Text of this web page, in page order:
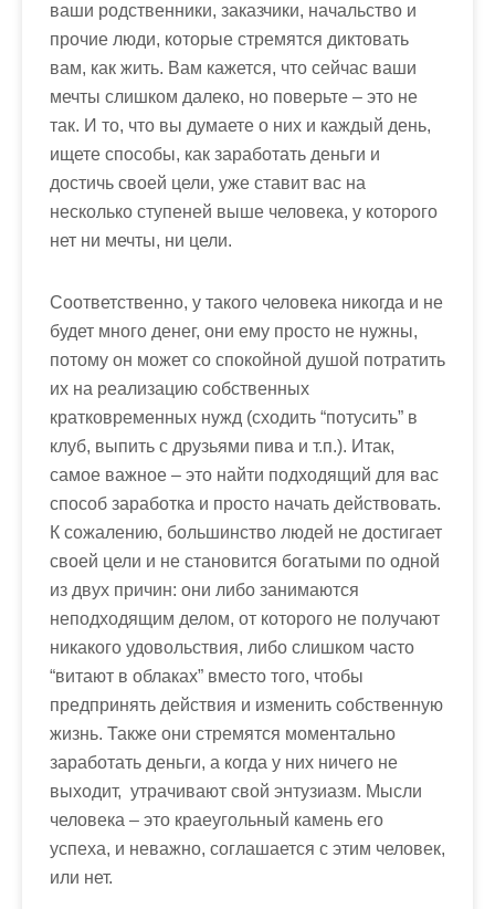
ваши родственники, заказчики, начальство и
прочие люди, которые стремятся диктовать
вам, как жить. Вам кажется, что сейчас ваши
мечты слишком далеко, но поверьте – это не
так. И то, что вы думаете о них и каждый день,
ищете способы, как заработать деньги и
достичь своей цели, уже ставит вас на
несколько ступеней выше человека, у которого
нет ни мечты, ни цели.
Соответственно, у такого человека никогда и не
будет много денег, они ему просто не нужны,
потому он может со спокойной душой потратить
их на реализацию собственных
кратковременных нужд (сходить “потусить” в
клуб, выпить с друзьями пива и т.п.). Итак,
самое важное – это найти подходящий для вас
способ заработка и просто начать действовать.
К сожалению, большинство людей не достигает
своей цели и не становится богатыми по одной
из двух причин: они либо занимаются
неподходящим делом, от которого не получают
никакого удовольствия, либо слишком часто
“витают в облаках” вместо того, чтобы
предпринять действия и изменить собственную
жизнь. Также они стремятся моментально
заработать деньги, а когда у них ничего не
выходит, утрачивают свой энтузиазм. Мысли
человека – это краеугольный камень его
успеха, и неважно, соглашается с этим человек,
или нет.